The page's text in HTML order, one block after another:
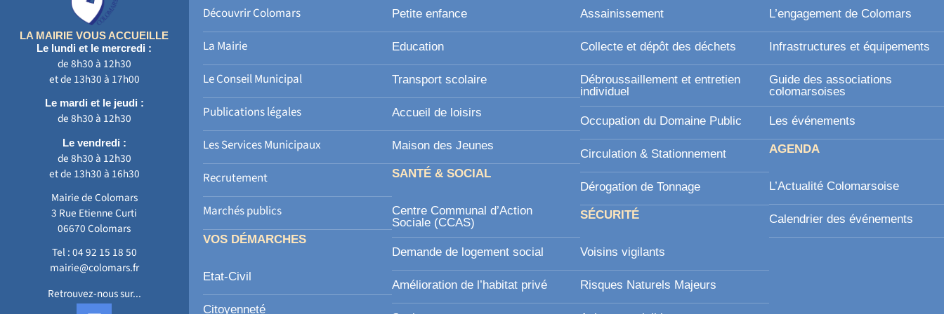
LA MAIRIE VOUS ACCUEILLE
Le lundi et le mercredi :
de 8h30 à 12h30
et de 13h30 à 17h00
Le mardi et le jeudi :
de 8h30 à 12h30
Le vendredi :
de 8h30 à 12h30
et de 13h30 à 16h30
Mairie de Colomars
3 Rue Etienne Curti
06670 Colomars
Tel :04 92 15 18 50
mairie@colomars.fr
Retrouvez-nous sur...
Découvrir Colomars
La Mairie
Le Conseil Municipal
Publications légales
Les Services Municipaux
Recrutement
Marchés publics
VOS DÉMARCHES
Etat-Civil
Citoyenneté
Petite enfance
Education
Transport scolaire
Accueil de loisirs
Maison des Jeunes
SANTÉ & SOCIAL
Centre Communal d’Action
Sociale (CCAS)
Demande de logement social
Amélioration de l’habitat privé
Assainissement
Collecte et dépôt des déchets
Débroussaillement et entretien
individuel
Occupation du Domaine Public
Circulation & Stationnement
Dérogation de Tonnage
SÉCURITÉ
Voisins vigilants
Risques Naturels Majeurs
L’engagement de Colomars
Infrastructures et équipements
Guide des associations
colomarsoises
Les événements
AGENDA
L’Actualité Colomarsoise
Calendrier des événements